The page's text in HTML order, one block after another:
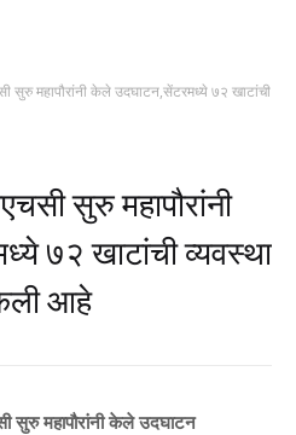
सुरु महापौरांनी केले उदघाटन,सेंटरमध्ये ७२ खाटांची
सुरु महापौरांनी
७२ खाटांची व्यवस्था
आहे
सुरु महापौरांनी केले उदघाटन